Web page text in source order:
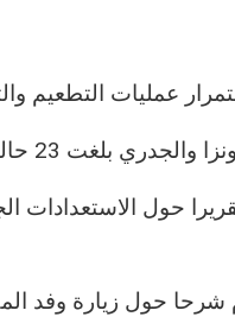
عمليات التطعيم
اشتباه، منها 18 حالة سالبة”.
حول الاستعدادات
حول زيارة وفد